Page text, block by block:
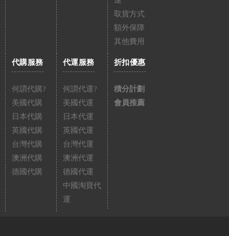
取貨方式
額外保障
其他費用
代購服務
何謂代購?
美國代購
日本代購
英國代購
台灣代購
澳洲代購
德國代購
代運服務
何謂代運?
美國代運
日本代運
英國代運
台灣代運
澳洲代運
德國代運
中國淘寶代
運
折扣優惠
積分計劃
會員推薦